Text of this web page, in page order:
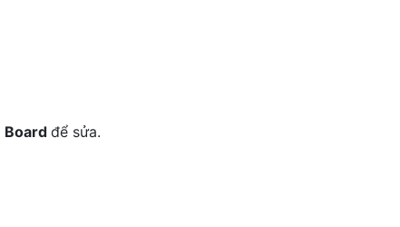
Board để sửa.